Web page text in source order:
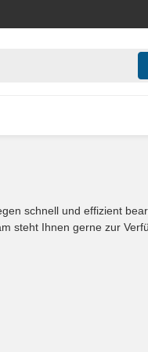
schnell und effizient
steht Ihnen gerne zur